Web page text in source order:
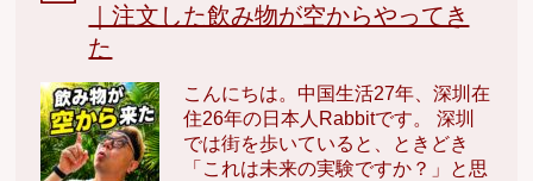
｜注文した飲み物が空からやってき
た
こんにちは。中国生活27年、深圳在
住26年の日本人Rabbitです。 深圳
では街を歩いていると、ときどき
「これは未来の実験ですか？」と思